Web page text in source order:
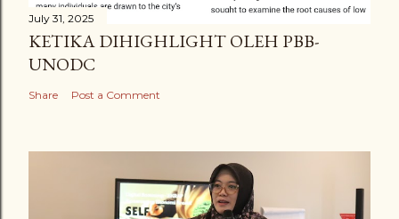
July 31, 2025
KETIKA DIHIGHLIGHT OLEH PBB-
UNODC
Share Post a Comment